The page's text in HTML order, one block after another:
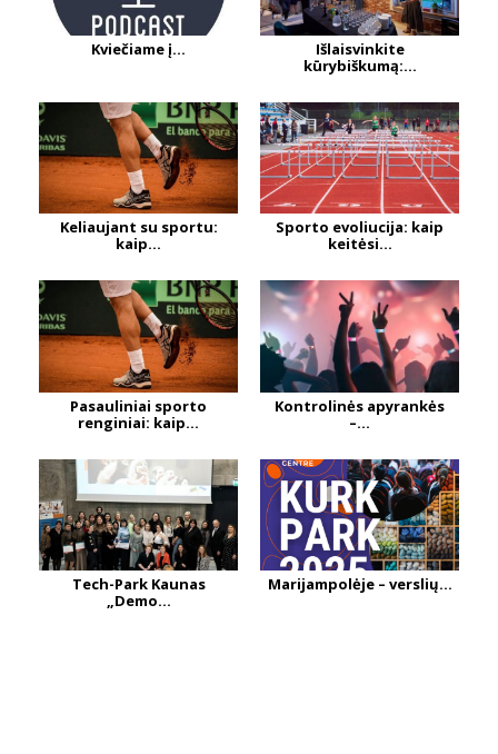
Kviečiame į...
Išlaisvinkite
kūrybiškumą:...
Keliaujant su sportu:
kaip...
Sporto evoliucija: kaip
keitėsi...
Pasauliniai sporto
renginiai: kaip...
Kontrolinės apyrankės
–...
Tech-Park Kaunas
„Demo...
Marijampolėje – verslių...